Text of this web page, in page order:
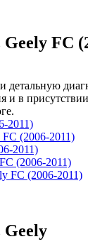
FC
и в
2011)
(2006-2011)
2011)
(2006-2011)
FC (2006-2011)
Geely